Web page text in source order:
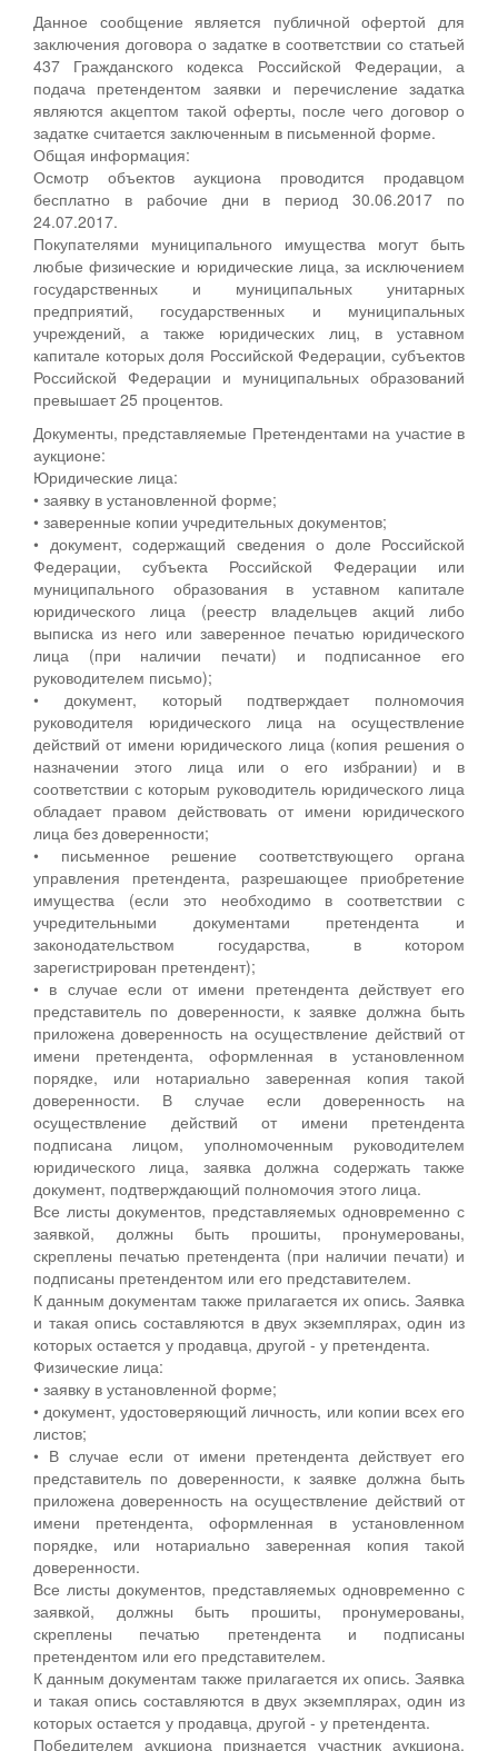
Данное сообщение является публичной офертой для
заключения договора о задатке в соответствии со статьей
437 Гражданского кодекса Российской Федерации, а
подача претендентом заявки и перечисление задатка
являются акцептом такой оферты, после чего договор о
задатке считается заключенным в письменной форме.
Общая информация:
Осмотр объектов аукциона проводится продавцом
бесплатно в рабочие дни в период 30.06.2017 по
24.07.2017.
Покупателями муниципального имущества могут быть
любые физические и юридические лица, за исключением
государственных и муниципальных унитарных
предприятий, государственных и муниципальных
учреждений, а также юридических лиц, в уставном
капитале которых доля Российской Федерации, субъектов
Российской Федерации и муниципальных образований
превышает 25 процентов.
Документы, представляемые Претендентами на участие в
аукционе:
Юридические лица:
• заявку в установленной форме;
• заверенные копии учредительных документов;
• документ, содержащий сведения о доле Российской
Федерации, субъекта Российской Федерации или
муниципального образования в уставном капитале
юридического лица (реестр владельцев акций либо
выписка из него или заверенное печатью юридического
лица (при наличии печати) и подписанное его
руководителем письмо);
• документ, который подтверждает полномочия
руководителя юридического лица на осуществление
действий от имени юридического лица (копия решения о
назначении этого лица или о его избрании) и в
соответствии с которым руководитель юридического лица
обладает правом действовать от имени юридического
лица без доверенности;
• письменное решение соответствующего органа
управления претендента, разрешающее приобретение
имущества (если это необходимо в соответствии с
учредительными документами претендента и
законодательством государства, в котором
зарегистрирован претендент);
• в случае если от имени претендента действует его
представитель по доверенности, к заявке должна быть
приложена доверенность на осуществление действий от
имени претендента, оформленная в установленном
порядке, или нотариально заверенная копия такой
доверенности. В случае если доверенность на
осуществление действий от имени претендента
подписана лицом, уполномоченным руководителем
юридического лица, заявка должна содержать также
документ, подтверждающий полномочия этого лица.
Все листы документов, представляемых одновременно с
заявкой, должны быть прошиты, пронумерованы,
скреплены печатью претендента (при наличии печати) и
подписаны претендентом или его представителем.
К данным документам также прилагается их опись. Заявка
и такая опись составляются в двух экземплярах, один из
которых остается у продавца, другой - у претендента.
Физические лица:
• заявку в установленной форме;
• документ, удостоверяющий личность, или копии всех его
листов;
• В случае если от имени претендента действует его
представитель по доверенности, к заявке должна быть
приложена доверенность на осуществление действий от
имени претендента, оформленная в установленном
порядке, или нотариально заверенная копия такой
доверенности.
Все листы документов, представляемых одновременно с
заявкой, должны быть прошиты, пронумерованы,
скреплены печатью претендента и подписаны
претендентом или его представителем.
К данным документам также прилагается их опись. Заявка
и такая опись составляются в двух экземплярах, один из
которых остается у продавца, другой - у претендента.
Победителем аукциона признается участник аукциона,